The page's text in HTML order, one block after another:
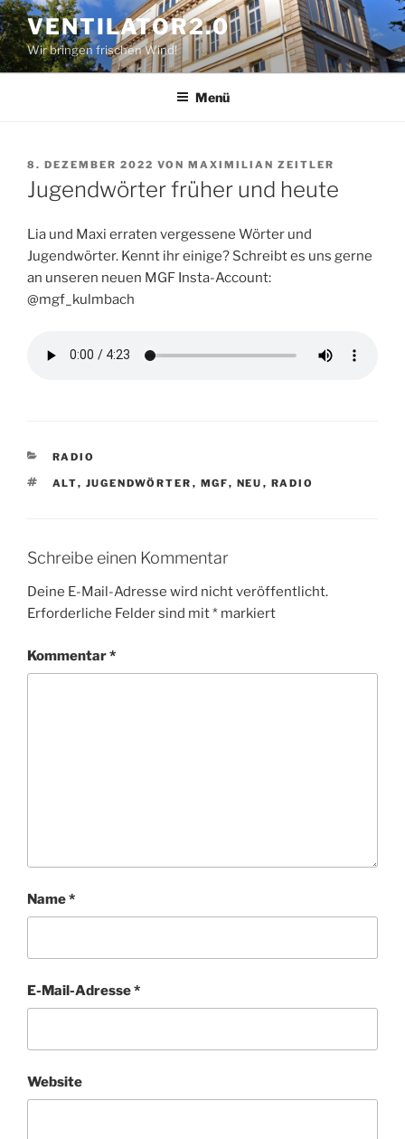
Zum
Inhalt
springen
VENTILATOR2.0
Wir bringen frischen Wind!
Menü
VERÖFFENTLICHT
AM
8. DEZEMBER 2022 VON MAXIMILIAN ZEITLER
Jugendwörter früher und heute
Lia und Maxi erraten vergessene Wörter und
Jugendwörter. Kennt ihr einige? Schreibt es uns gerne
an unseren neuen MGF Insta-Account:
@mgf_kulmbach
KATEGORIEN
RADIO
SCHLAGWÖRTER
ALT, JUGENDWÖRTER , MGF, NEU , RADIO
Schreibe einen Kommentar
Deine E-Mail-Adresse wird nicht veröffentlicht.
Erforderliche Felder sind mit* markiert
Kommentar*
Name*
E-Mail-Adresse*
Website